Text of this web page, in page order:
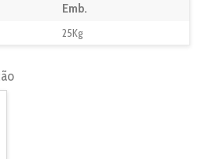
Emb.
25Kg